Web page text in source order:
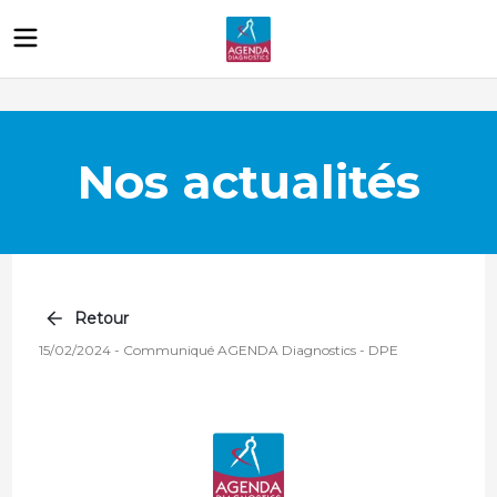
Nos actualités
Retour
15/02/2024 - Communiqué AGENDA Diagnostics - DPE